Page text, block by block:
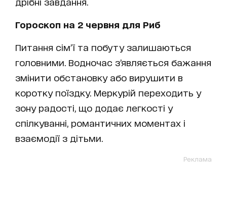
Гороскоп на 2 червня для Риб
Питання сім’ї та побуту залишаються
головними. Водночас з’являється бажання
змінити обстановку або вирушити в
коротку поїздку. Меркурій переходить у
зону радості, що додає легкості у
спілкуванні, романтичних моментах і
взаємодії з дітьми.
Реклама